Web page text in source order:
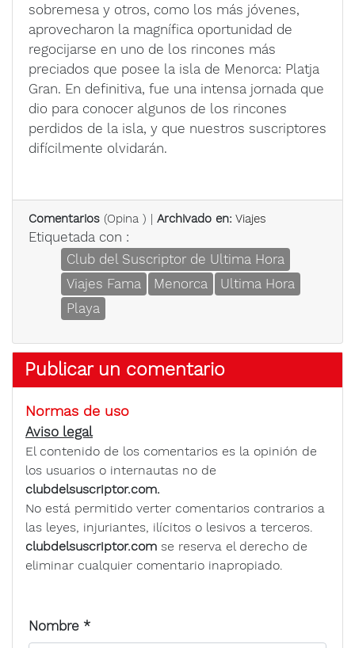
sobremesa y otros, como los más jóvenes,
aprovecharon la magnífica oportunidad de
regocijarse en uno de los rincones más
preciados que posee la isla de Menorca: Platja
Gran. En definitiva, fue una intensa jornada que
dio para conocer algunos de los rincones
perdidos de la isla, y que nuestros suscriptores
difícilmente olvidarán.
Comentarios (Opina ) | Archivado en: Viajes
Etiquetada con :
Club del Suscriptor de Ultima Hora
Viajes Fama
Menorca
Ultima Hora
Playa
Publicar un comentario
Normas de uso
Aviso legal
El contenido de los comentarios es la opinión de
los usuarios o internautas no de
clubdelsuscriptor.com.
No está permitido verter comentarios contrarios a
las leyes, injuriantes, ilícitos o lesivos a terceros.
clubdelsuscriptor.com se reserva el derecho de
eliminar cualquier comentario inapropiado.
Nombre *